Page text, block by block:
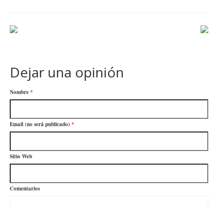
Dejar una opinión
Nombre*
Email (no será publicado) *
Sitio Web
Comentarios